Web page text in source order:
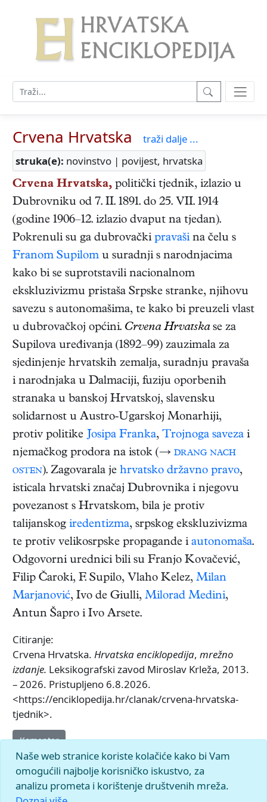
Crvena Hrvatska
traži dalje ...
struka(e): novinstvo | povijest, hrvatska
Crvena Hrvatska, politički tjednik, izlazio u
Dubrovniku od 7. II. 1891. do 25. VII. 1914
(godine 1906–12. izlazio dvaput na tjedan).
Pokrenuli su ga dubrovački pravaši na čelu s
Franom Supilom u suradnji s narodnjacima
kako bi se suprotstavili nacionalnom
ekskluzivizmu pristaša Srpske stranke, njihovu
savezu s autonomašima, te kako bi preuzeli vlast
u dubrovačkoj općini. Crvena Hrvatskase za
Supilova uređivanja (1892–99) zauzimala za
sjedinjenje hrvatskih zemalja, suradnju pravaša
i narodnjaka u Dalmaciji, fuziju oporbenih
stranaka u banskoj Hrvatskoj, slavensku
solidarnost u Austro-Ugarskoj Monarhiji,
protiv politike Josipa Franka, Trojnoga saveza i
njemačkog prodora na istok (→ drang nach
osten). Zagovarala je hrvatsko državno pravo,
isticala hrvatski značaj Dubrovnika i njegovu
povezanost s Hrvatskom, bila je protiv
talijanskog iredentizma, srpskog ekskluzivizma
te protiv velikosrpske propagande i autonomaša.
Odgovorni urednici bili su Franjo Kovačević,
Filip Čaroki, F. Supilo, Vlaho Kelez, Milan
Marjanović, Ivo de Giulli, Milorad Medini,
Antun Šapro i Ivo Arsete.
Citiranje:
Crvena Hrvatska. Hrvatska enciklopedija, mrežno
izdanje. Leksikografski zavod Miroslav Krleža, 2013.
– 2026. Pristupljeno 6.8.2026.
<https://enciklopedija.hr/clanak/crvena-hrvatska-
tjednik>.
Komentar
Naše web stranice koriste kolačiće kako bi Vam
omogućili najbolje korisničko iskustvo, za
analizu prometa i korištenje društvenih mreža.